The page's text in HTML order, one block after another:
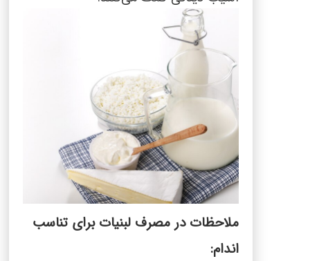
ملاحظات در مصرف لبنیات برای تناسب
اندام: